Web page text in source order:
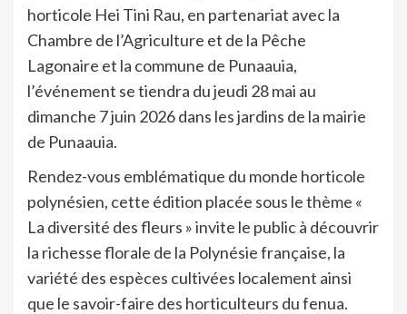
horticole Hei Tini Rau, en partenariat avec la
Chambre de l’Agriculture et de la Pêche
Lagonaire et la commune de Punaauia,
l’événement se tiendra du jeudi 28 mai au
dimanche 7 juin 2026 dans les jardins de la mairie
de Punaauia.
Rendez-vous emblématique du monde horticole
polynésien, cette édition placée sous le thème «
La diversité des fleurs » invite le public à découvrir
la richesse florale de la Polynésie française, la
variété des espèces cultivées localement ainsi
que le savoir-faire des horticulteurs du fenua.